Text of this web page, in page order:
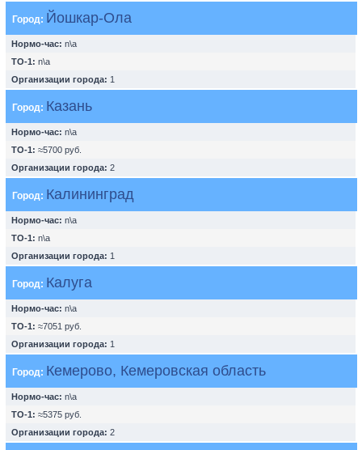
Город: Йошкар-Ола
Нормо-час: n\a
ТО-1: n\a
Организации города: 1
Город: Казань
Нормо-час: n\a
ТО-1: ≈5700 руб.
Организации города: 2
Город: Калининград
Нормо-час: n\a
ТО-1: n\a
Организации города: 1
Город: Калуга
Нормо-час: n\a
ТО-1: ≈7051 руб.
Организации города: 1
Город: Кемерово, Кемеровская область
Нормо-час: n\a
ТО-1: ≈5375 руб.
Организации города: 2